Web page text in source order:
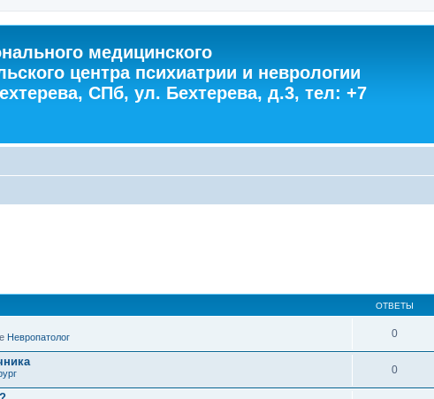
медицинского
центра психиатрии и неврологии
СПб, ул. Бехтерева, д.3, тел: +7
ОТВЕТЫ
Невропатолог 0
0